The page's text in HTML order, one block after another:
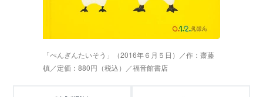
「ぺんぎんたいそう」（2016年６月５日）／作：齋藤
槙／定価：880円（税込）／福音館書店